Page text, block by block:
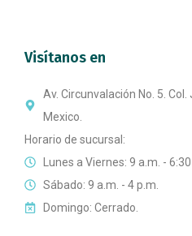
Visítanos en
Av. Circunvalación No. 5.
Mexico.
Horario de sucursal:
Lunes a Viernes: 9 a.m. - 6:30
Sábado: 9 a.m. - 4 p.m.
Domingo: Cerrado.